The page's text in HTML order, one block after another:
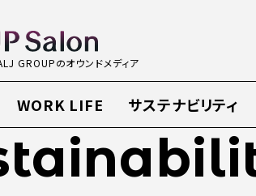
GROUPのオウンドメディア
WORK LIFE サステナビリティ